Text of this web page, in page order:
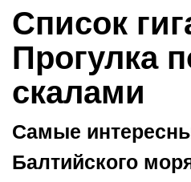
Список
Прогулка
скалами
Самые
Балтийского